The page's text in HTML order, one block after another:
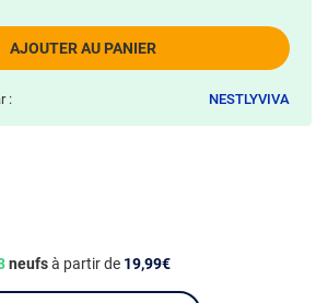
AJOUTER AU PANIER
: NESTLYVIVA
neufsà partir de 19,99€